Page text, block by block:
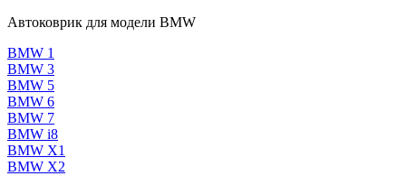
Автоковрик для модели BMW
BMW 1
BMW 3
BMW 5
BMW 6
BMW 7
BMW i8
BMW X1
BMW X2